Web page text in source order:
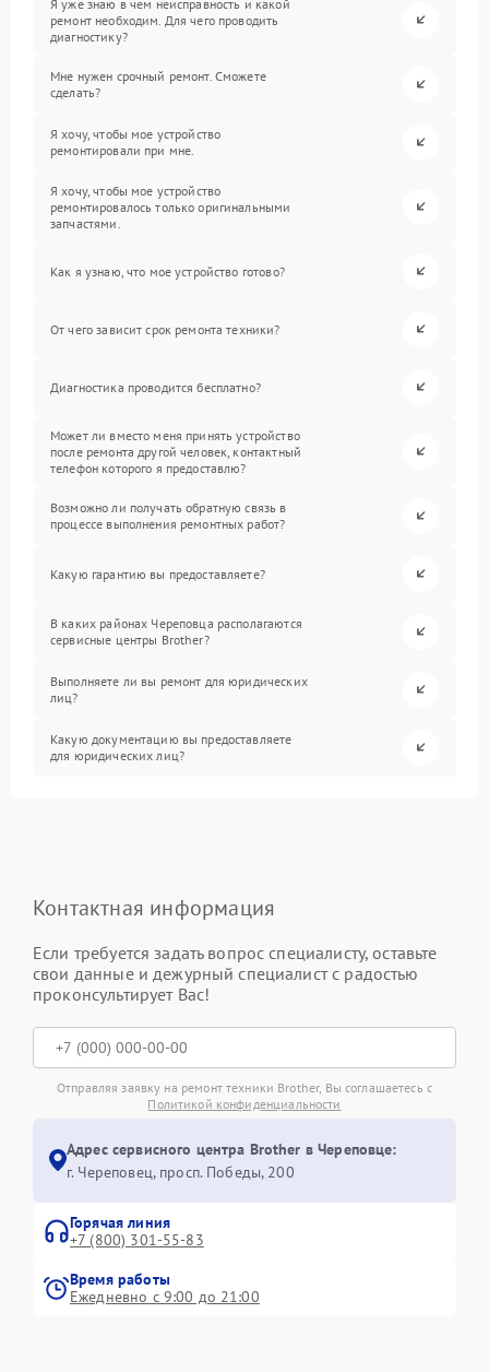
Я уже знаю в чем неисправность и какой
ремонт необходим. Для чего проводить
диагностику?
Мне нужен срочный ремонт. Сможете
сделать?
Я хочу, чтобы мое устройство
ремонтировали при мне.
Я хочу, чтобы мое устройство
ремонтировалось только оригинальными
запчастями.
Как я узнаю, что мое устройство готово?
От чего зависит срок ремонта техники?
Диагностика проводится бесплатно?
Может ли вместо меня принять устройство
после ремонта другой человек, контактный
телефон которого я предоставлю?
Возможно ли получать обратную связь в
процессе выполнения ремонтных работ?
Какую гарантию вы предоставляете?
В каких районах Череповца располагаются
сервисные центры Brother?
Выполняете ли вы ремонт для юридических
лиц?
Какую документацию вы предоставляете
для юридических лиц?
Контактная информация
Если требуется задать вопрос специалисту, оставьте
свои данные и дежурный специалист с радостью
проконсультирует Вас!
Отправляя заявку на ремонт техники Brother, Вы соглашаетесь с
Политикой конфиденциальности
Адрес сервисного центра Brother в Череповце:
г. Череповец, просп. Победы, 200
Горячая линия
+7 (800) 301-55-83
Время работы
Ежедневно с 9:00 до 21:00